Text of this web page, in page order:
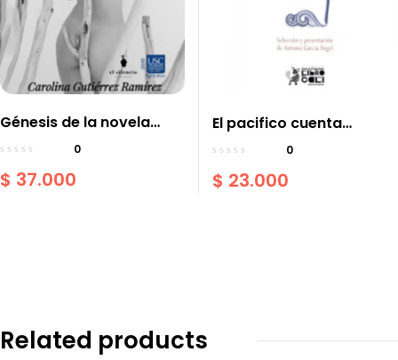
Génesis de la novela
pornográfica en
Hernán Hoyos
0
$ 37.000
El pacifico cuenta
antología de jóvenes
colombiano
0
$ 23.000
Related products